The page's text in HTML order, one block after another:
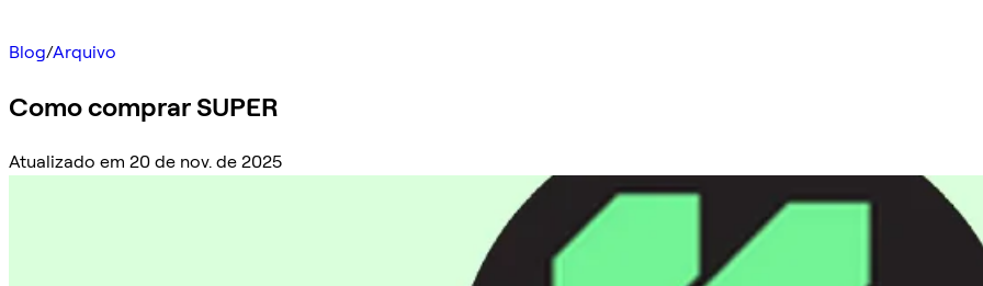
Blog/Arquivo
Como comprar SUPER
Atualizado em 20 de nov. de 2025